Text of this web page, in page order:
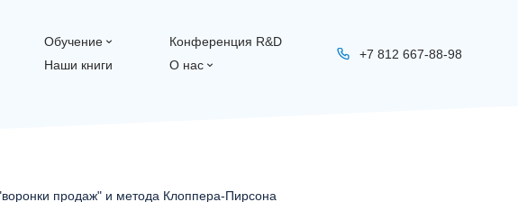
Обучение
Наши книги
Конференция R&D
О нас
+7 812 667-88-98
продаж" и метода Клоппера-Пирсона